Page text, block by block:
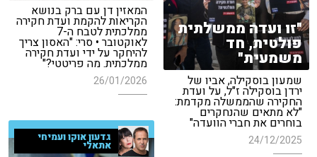
המאזין דן עם ברק בנושא
הקריאות להקמת ועדת חקירה
ממלכתית לטבח ה-7
לאוקטובר • סרי: "האסון צריך
להיחקר על ידי ועדת חקירה
ממלכתית. מה פריטטי?"
26/01/2026
"זו ועדה ממשלתית
פולטית, חד
משמעית"
שמעון בוסקילה, אביו של
ירדן בוסקילה ז"ל, על ועדת
החקירה שהממשלה מקדמת:
"לא מתאים שהנחקרים
בוחרים את חברי הוועדה"
24/12/2025 גדעון אוקו ועמיחי
אתאלי